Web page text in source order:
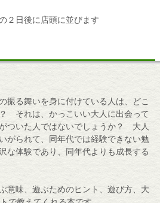
２日後に店頭に並びます
振る舞いを身に付けている人は、どこ
それは、かっこいい大人に出会って
ついた人ではないでしょうか？ 大人
がられて、同年代では経験できない勉
な体験であり、同年代よりも成長する
意味、遊ぶためのヒント、遊び方、大